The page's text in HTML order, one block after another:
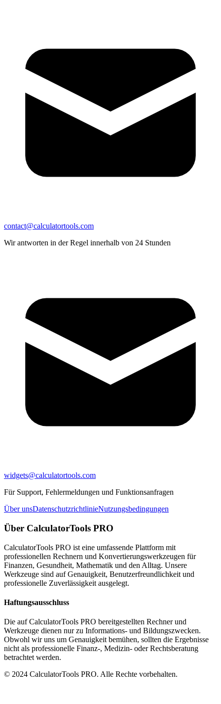
contact@calculatortools.com
Wir antworten in der Regel innerhalb von 24 Stunden
widgets@calculatortools.com
Für Support, Fehlermeldungen und Funktionsanfragen
Über unsDatenschutzrichtlinieNutzungsbedingungen
Über CalculatorTools PRO
CalculatorTools PRO ist eine umfassende Plattform mit
professionellen Rechnern und Konvertierungswerkzeugen für
Finanzen, Gesundheit, Mathematik und den Alltag. Unsere
Werkzeuge sind auf Genauigkeit, Benutzerfreundlichkeit und
professionelle Zuverlässigkeit ausgelegt.
Haftungsausschluss
Die auf CalculatorTools PRO bereitgestellten Rechner und
Werkzeuge dienen nur zu Informations- und Bildungszwecken.
Obwohl wir uns um Genauigkeit bemühen, sollten die Ergebnisse
nicht als professionelle Finanz-, Medizin- oder Rechtsberatung
betrachtet werden.
© 2024 CalculatorTools PRO. Alle Rechte vorbehalten.